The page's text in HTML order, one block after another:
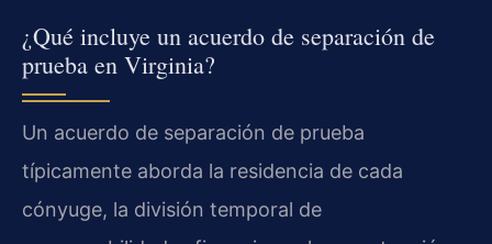
¿Qué incluye un acuerdo de separación de
prueba en Virginia?
Un acuerdo de separación de prueba
típicamente aborda la residencia de cada
cónyuge, la división temporal de